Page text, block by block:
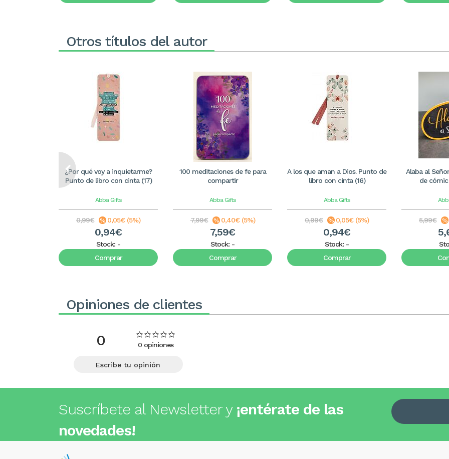
Otros títulos del autor
¿Por qué voy a inquietarme?
Punto de libro con cinta (17)
Abba Gifts
0,99€ 0,05€ (5%)
0,94€
Stock: -
Comprar
100 meditaciones de fe para
compartir
Abba Gifts
7,99€ 0,40€ (5%)
7,59€
Stock: -
Comprar
A los que aman a Dios. Punto de
libro con cinta (16)
Abba Gifts
0,99€ 0,05€ (5%)
0,94€
Stock: -
Comprar
Alaba al
de
5,99€
Opiniones de clientes
0 0 opiniones
Escribe tu opinión
Suscríbete al Newsletter y ¡entérate de las
novedades!